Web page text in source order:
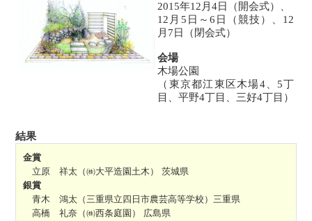
2015年12月4日（開会式）、
12月5日～6日（競技）、12
月7日（閉会式）
会場
木場公園
（東京都江東区木場4、5丁
目、平野4丁目、三好4丁目）
結果
金賞
立原 祥太（㈱大平造園土木） 茨城県
銀賞
青木 鴻太（三重県立四日市農芸高等学校）三重県
高橋 礼奈（㈱西条庭園） 広島県